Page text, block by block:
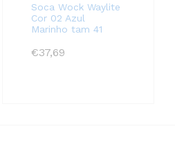
Soca Wock Waylite
Cor 02 Azul
Marinho tam 41
€37,69